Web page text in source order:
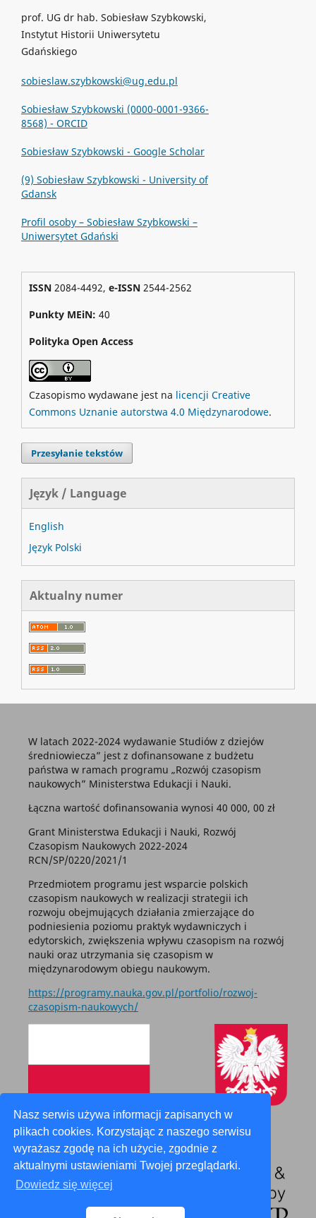
Nasz serwis używa informacji zapisanych w
plikach cookies. Korzystając z naszego serwisu
wyrażasz zgodę na ich użycie, zgodnie z
aktualnymi ustawieniami Twojej przeglądarki.
Dowiedz się więcej
prof. UG dr hab. Sobiesław Szybkowski,
Instytut Historii Uniwersytetu
Gdańskiego
sobieslaw.szybkowski@ug.edu.pl
Sobiesław Szybkowski (0000-0001-9366-
8568) - ORCID
‪Sobiesław Szybkowski‬ - ‪Google Scholar‬
(9) Sobiesław Szybkowski - University of
Gdansk
Profil osoby – Sobiesław Szybkowski –
Uniwersytet Gdański
ISSN2084-4492, e-ISSN2544-2562
Punkty MEiN: 40
Polityka Open Access
Czasopismo wydawane jest na licencji Creative
Commons Uznanie autorstwa 4.0 Międzynarodowe.
Przesyłanie tekstów
Język / Language
English
Język Polski
Aktualny numer
W latach 2022-2024 wydawanie Studiów z dziejów
średniowiecza” jest z dofinansowane z budżetu
państwa w ramach programu „Rozwój czasopism
naukowych” Ministerstwa Edukacji i Nauki.
Łączna wartość dofinansowania wynosi 40 000, 00 zł
Grant Ministerstwa Edukacji i Nauki, Rozwój
Czasopism Naukowych 2022-2024
RCN/SP/0220/2021/1
Przedmiotem programu jest wsparcie polskich
czasopism naukowych w realizacji strategii ich
rozwoju obejmujących działania zmierzające do
podniesienia poziomu praktyk wydawniczych i
edytorskich, zwiększenia wpływu czasopism na rozwój
nauki oraz utrzymania się czasopism w
międzynarodowym obiegu naukowym.
https://programy.nauka.gov.pl/portfolio/rozwoj-
czasopism-naukowych/